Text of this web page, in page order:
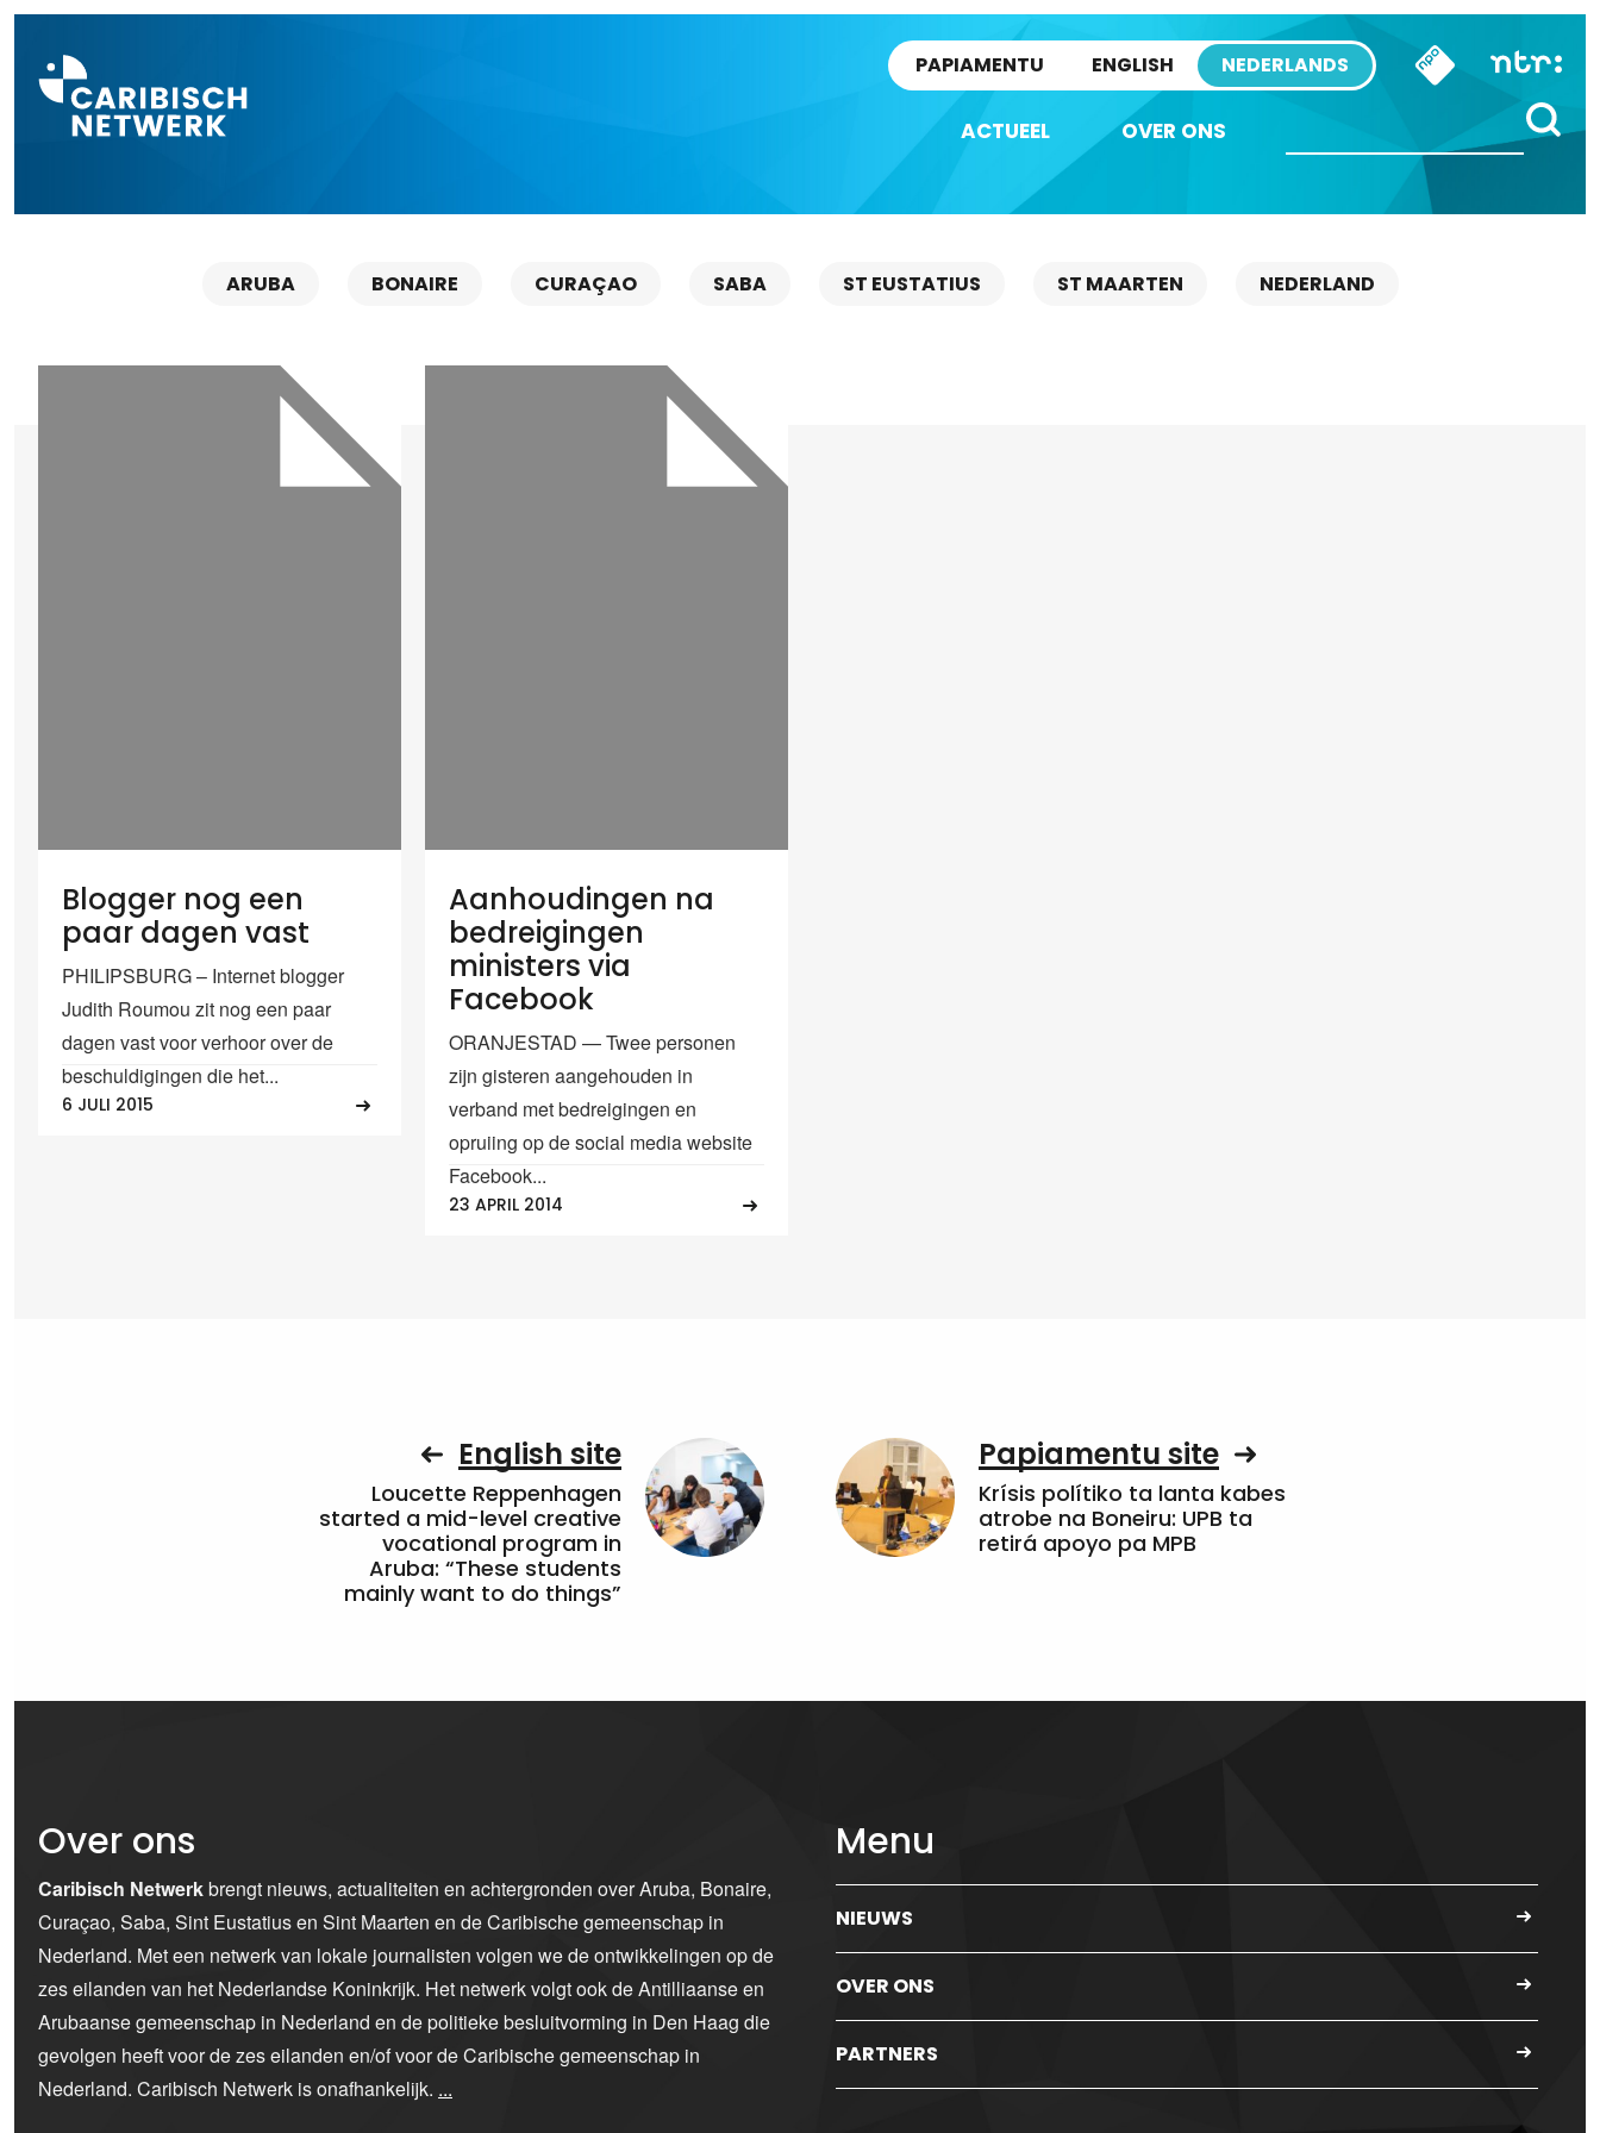
PAPIAMENTU ENGLISH NEDERLANDS
ACTUEEL OVER ONS
ARUBA BONAIRE CURAÇAO SABA ST EUSTATIUS ST MAARTEN NEDERLAND
Blogger nog een
paar dagen vast
PHILIPSBURG – Internet blogger
Judith Roumou zit nog een paar
dagen vast voor verhoor over de
beschuldigingen die het...
6 JULI 2015
Aanhoudingen na
bedreigingen
ministers via
Facebook
ORANJESTAD — Twee personen
zijn gisteren aangehouden in
verband met bedreigingen en
opruiing op de social media website
Facebook...
23 APRIL 2014
English site
Loucette Reppenhagen
started a mid-level creative
vocational program in
Aruba: “These students
mainly want to do things”
Papiamentu site
Krísis polítiko ta lanta kabes
atrobe na Boneiru: UPB ta
retirá apoyo pa MPB
Over ons
Caribisch Netwerkbrengt nieuws, actualiteiten en achtergronden over Aruba, Bonaire,
Curaçao, Saba, Sint Eustatius en Sint Maarten en de Caribische gemeenschap in
Nederland. Met een netwerk van lokale journalisten volgen we de ontwikkelingen op de
zes eilanden van het Nederlandse Koninkrijk. Het netwerk volgt ook de Antilliaanse en
Arubaanse gemeenschap in Nederland en de politieke besluitvorming in Den Haag die
gevolgen heeft voor de zes eilanden en/of voor de Caribische gemeenschap in
Nederland. Caribisch Netwerk is onafhankelijk. ...
Menu
NIEUWS
OVER ONS
PARTNERS